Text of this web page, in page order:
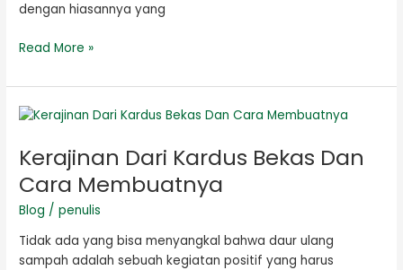
dengan hiasannya yang
Read More »
Kerajinan Dari Kardus Bekas Dan
Cara Membuatnya
Blog /penulis
Tidak ada yang bisa menyangkal bahwa daur ulang
sampah adalah sebuah kegiatan positif yang harus
Kerajinan
Kardus
Dan
Cara
Membuatnya